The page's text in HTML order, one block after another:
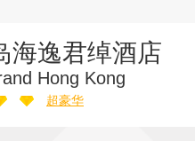
海逸君绰酒店
Hong Kong
超豪华